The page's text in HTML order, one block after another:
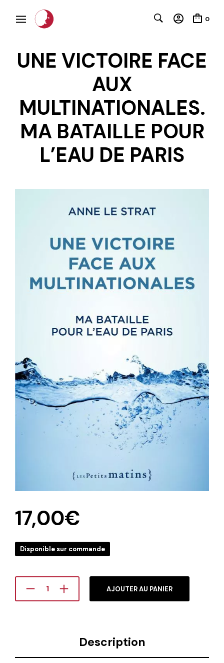
0
UNE VICTOIRE FACE
AUX
MULTINATIONALES.
MA BATAILLE POUR
L’EAU DE PARIS
17,00€
Disponible sur commande
AJOUTER AU PANIER
Description